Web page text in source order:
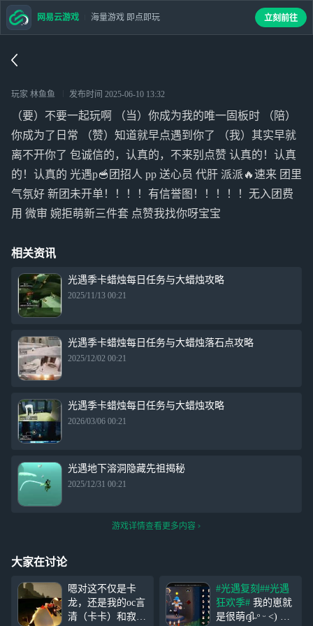
玩家 林鱼鱼 发布时间 2025-06-10 13:32
（要）不要一起玩啊 （当）你成为我的唯一固板时 （陪）
你成为了日常 （赞）知道就早点遇到你了 （我）其实早就
离不开你了 包诚信的，认真的，不来别点赞 认真的！认真
的！认真的 光遇p🥣团招人 pp 送心员 代肝 派派🔥速来 团里
气氛好 新团未开单！！！！有信誉图！！！！！无入团费
用 微审 婉拒萌新三件套 点赞我找你呀宝宝
相关资讯
光遇季卡蜡烛每日任务与大蜡烛攻略
2025/11/13 00:21
光遇季卡蜡烛每日任务与大蜡烛落石点攻略
2025/12/02 00:21
光遇季卡蜡烛每日任务与大蜡烛攻略
2026/03/06 00:21
光遇地下溶洞隐藏先祖揭秘
2025/12/31 00:21
游戏详情查看更多内容
大家在讨论
嗯对这不仅是卡
龙，还是我的oc言
清（卡卡）和寂九
#光遇复刻##光遇
狂欢季# 我的崽就
是很萌ദ്ദി˶ᵒ ᵕ ˂) 原
网易云游戏 海量游戏 即点即玩 立刻前往